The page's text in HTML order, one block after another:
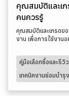
คุณสมบัติและเก
คนควรรู้
คุณสมบัติและเกรดข
งาน เพื่อการใช้งาน
คู่มือเลือกซื้อและรีวิ
เทคนิคงานซ่อมบำรุ